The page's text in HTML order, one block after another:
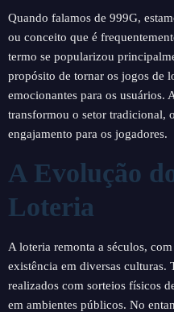
Quando falamos de 999G,
ou conceito que é
termo se popularizou
propósito de tornar os jogos de
emocionantes para os usuários.
transformou o setor tradicional,
engajamento para os jogadores.
A Evolução
Loteria
A loteria remonta a séculos,
existência em diversas culturas.
realizados com sorteios físicos
em ambientes públicos. No